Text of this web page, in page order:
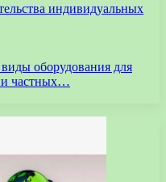
индивидуальных
оборудования для
частных…